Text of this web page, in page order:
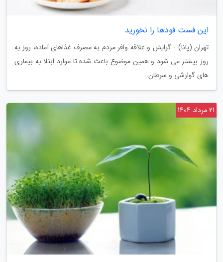
این فست فودها را نخورید
تهران (پانا) - گرایش و علاقه وافر مردم به مصرف غذاهای آماده، روز به
روز بیشتر می شود و همین موضوع باعث شده تا موارد ابتلا به بیماری
های گوارشی و سرطان...
21 مرداد 1404